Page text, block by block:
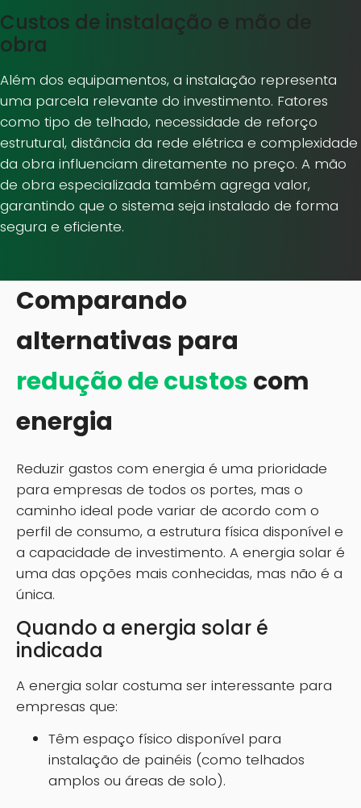
Custos de instalação e mão de
obra
Além dos equipamentos, a instalação representa
uma parcela relevante do investimento. Fatores
como tipo de telhado, necessidade de reforço
estrutural, distância da rede elétrica e complexidade
da obra influenciam diretamente no preço. A mão
de obra especializada também agrega valor,
garantindo que o sistema seja instalado de forma
segura e eficiente.
Comparando
alternativas para
redução de custoscom
energia
Reduzir gastos com energia é uma prioridade
para empresas de todos os portes, mas o
caminho ideal pode variar de acordo com o
perfil de consumo, a estrutura física disponível e
a capacidade de investimento. A energia solar é
uma das opções mais conhecidas, mas não é a
única.
Quando a energia solar é
indicada
A energia solar costuma ser interessante para
empresas que:
Têm espaço físico disponível para
instalação de painéis (como telhados
amplos ou áreas de solo).